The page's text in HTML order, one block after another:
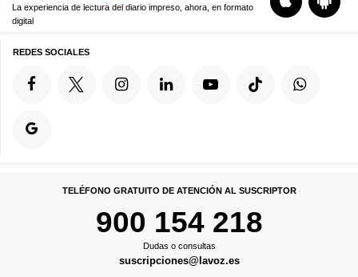
La experiencia de lectura del diario impreso, ahora, en formato
digital
REDES SOCIALES
TELÉFONO GRATUITO DE ATENCIÓN AL SUSCRIPTOR
900 154 218
Dudas o consultas
suscripciones@lavoz.es